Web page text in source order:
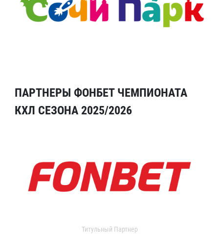
ПАРТНЕРЫ ФОНБЕТ ЧЕМПИОНАТА
КХЛ СЕЗОНА 2025/2026
Титульный Партнер